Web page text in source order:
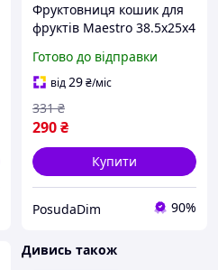
Фруктовниця кошик для
фруктів Maestro 38.5x25x4
Готово до відправки
від29₴/міс
290₴
331 ₴
Купити
PosudaDim 90%
Дивись також